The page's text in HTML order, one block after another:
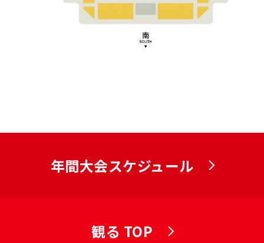
年間大会スケジュール
観る TOP